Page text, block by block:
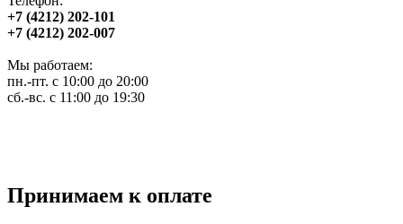
+7 (4212) 202-101
+7 (4212) 202-007
Мы работаем:
пн.-пт. с 10:00 до 20:00
сб.-вс. с 11:00 до 19:30
Принимаем к оплате